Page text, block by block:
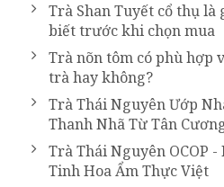
Trà Shan Tuyết cổ thụ là
biết trước khi chọn mua
Trà nõn tôm có phù hợp
trà hay không?
Trà Thái Nguyên Ướp
Thanh Nhã Từ Tân
Trà Thái Nguyên OCOP
Tinh Hoa Ẩm Thực Việt